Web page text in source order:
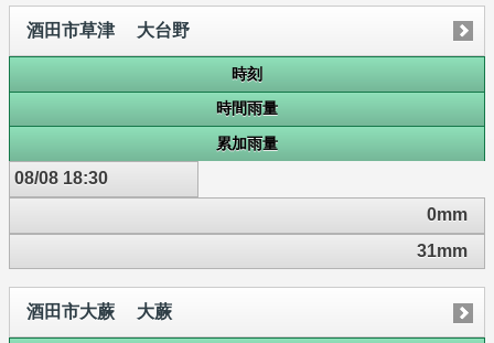
酒田市草津 大台野
時刻
時間雨量
累加雨量
08/08 18:30
0mm
31mm
酒田市大蕨 大蕨